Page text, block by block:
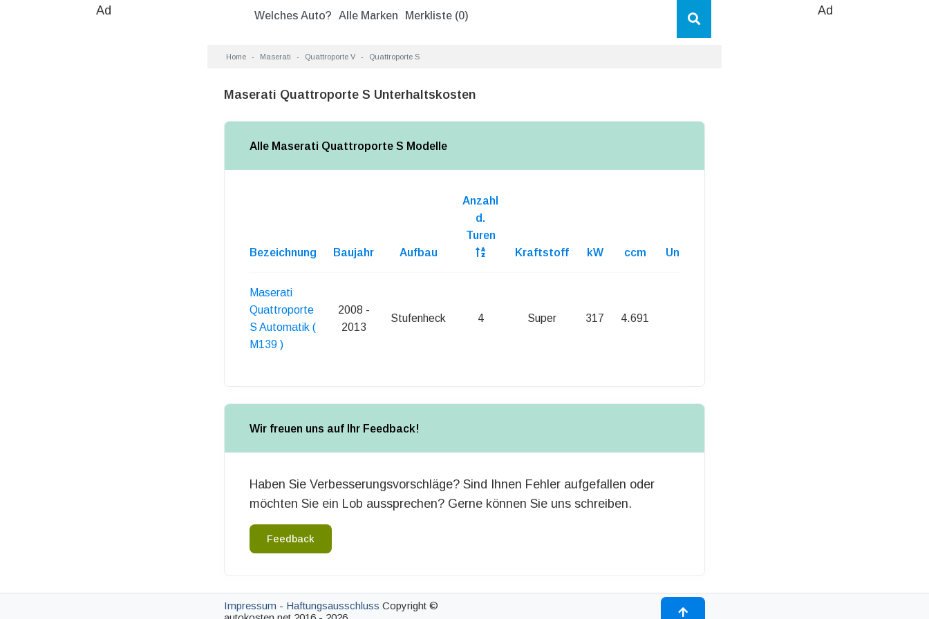
Welches Auto? Alle Marken Merkliste (0)
Ad Ad
Home Maserati Quattroporte V Quattroporte S
Maserati Quattroporte S Unterhaltskosten
Alle Maserati Quattroporte S Modelle
Bezeichnung Baujahr Aufbau
Anzahl
d.
Turen
Kraftstoff
kW ccm Unterhaltskosten
Maserati
Quattroporte
S Automatik (
M139 )
2008 -
2013
Stufenheck 4 Super 317 4.691
Wir freuen uns auf Ihr Feedback!
Haben Sie Verbesserungsvorschläge? Sind Ihnen Fehler aufgefallen oder
möchten Sie ein Lob aussprechen? Gerne können Sie uns schreiben.
Feedback
Impressum - Haftungsausschluss Copyright ©